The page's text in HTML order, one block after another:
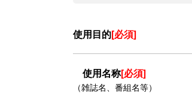
使用目的[必須]
使用名称[必須]
（雑誌名、番組名等）